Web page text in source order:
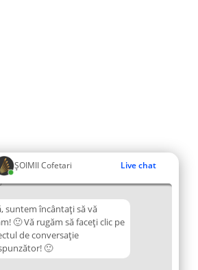
ȘOIMII Cofetari Live chat
suntem încântați să vă
🙂 Vă rugăm să faceți clic pe
de conversație
🙂